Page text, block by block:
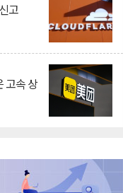
고
고속 상